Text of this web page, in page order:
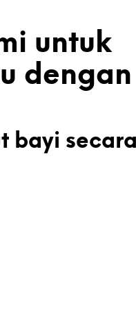
untuk
dengan
bayi secara